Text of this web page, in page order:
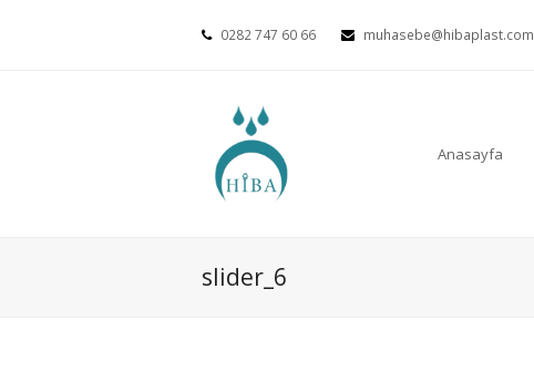
0282 747 60 66 muhasebe@hibaplast.com
Anasayfa
slider_6